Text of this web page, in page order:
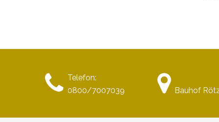
Telefon:
0800/7007039
Bauhof